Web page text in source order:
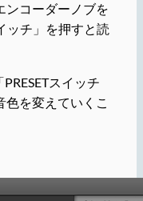
ンコーダーノブを
ッチ」を押すと読
スイッチ
色を変えていくこ